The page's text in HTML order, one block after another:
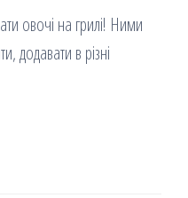
овочі на грилі! Ними
додавати в різні